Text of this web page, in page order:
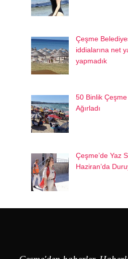
Çeşme
iddialarına net
yapmadık
50 Binlik
Ağırladı
Çeşme’de Yaz
Haziran’da